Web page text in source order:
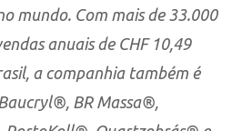
mundo. Com mais de 33.000
anuais de CHF 10,49
a companhia também é
BR Massa®,